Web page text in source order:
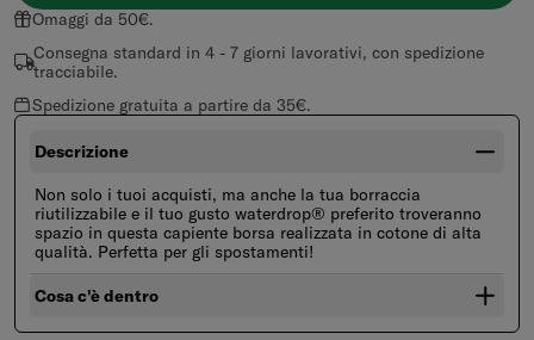
Omaggi da 50€.
Consegna standard in 4 - 7 giorni lavorativi, con spedizione
tracciabile.
Spedizione gratuita a partire da 35€.
Descrizione
Non solo i tuoi acquisti, ma anche la tua borraccia
riutilizzabile e il tuo gusto waterdrop® preferito troveranno
spazio in questa capiente borsa realizzata in cotone di alta
qualità. Perfetta per gli spostamenti!
Cosa c'è dentro